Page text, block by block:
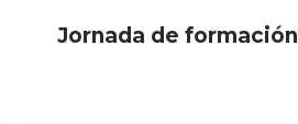
Jornada de